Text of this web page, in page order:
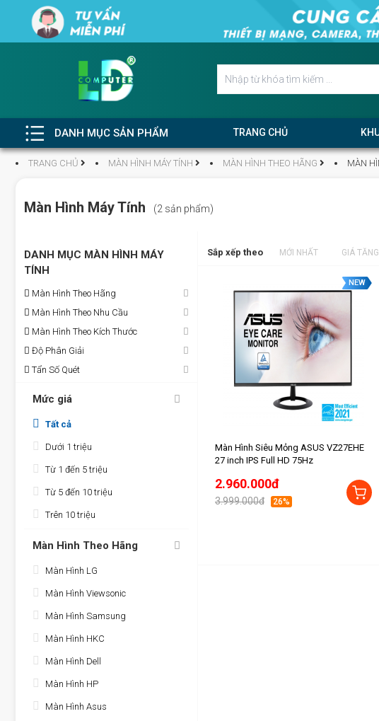
DANH MỤC SẢN PHẨM TRANG CHỦ
TRANG CHỦ MÀN HÌNH MÁY TÍNH MÀN HÌNH THEO HÃNG MÀN
Màn Hình Máy Tính (2 sản phẩm)
DANH MỤC MÀN HÌNH MÁY
TÍNH
Màn Hình Theo Hãng
Màn Hình Theo Nhu Cầu
Màn Hình Theo Kích Thước
Độ Phân Giải
Tẩn Số Quét
Mức giá
Tất cả
Dưới 1 triệu
Từ 1 đến 5 triệu
Từ 5 đến 10 triệu
Trên 10 triệu
Màn Hình Theo Hãng
Màn Hình LG
Màn Hình Viewsonic
Màn Hình Samsung
Màn Hình HKC
Màn Hình Dell
Màn Hình HP
Màn Hình Asus
Sắp xếp theo MỚI NHẤT GIÁ
NEW
Màn Hình Siêu Mỏng ASUS VZ27EHE
27 inch IPS Full HD 75Hz
2.960.000đ
3.999.000đ 26%